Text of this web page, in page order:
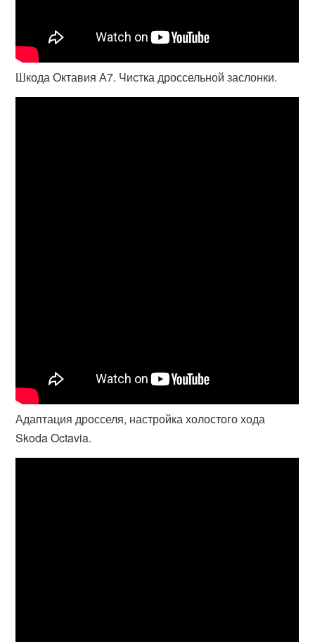
Шкода Октавия А7. Чистка дроссельной заслонки.
Адаптация дросселя, настройка холостого хода
Skoda Octavia.